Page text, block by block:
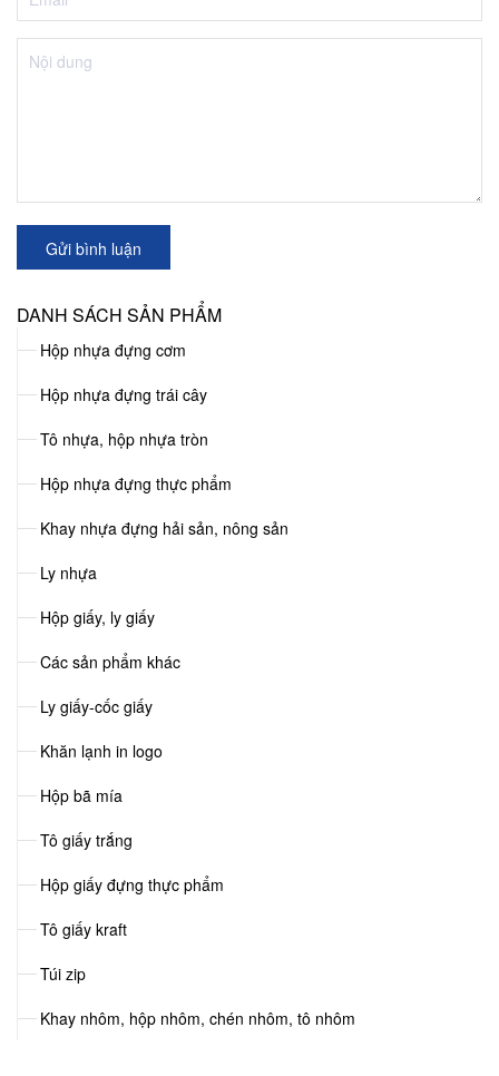
DANH SÁCH SẢN PHẨM
Hộp nhựa đựng cơm
Hộp nhựa đựng trái cây
Tô nhựa, hộp nhựa tròn
Hộp nhựa đựng thực phẩm
Khay nhựa đựng hải sản, nông sản
Ly nhựa
Hộp giấy, ly giấy
Các sản phẩm khác
Ly giấy-cốc giấy
Khăn lạnh in logo
Hộp bã mía
Tô giấy trắng
Hộp giấy đựng thực phẩm
Tô giấy kraft
Túi zip
Khay nhôm, hộp nhôm, chén nhôm, tô nhôm
Gửi bình luận